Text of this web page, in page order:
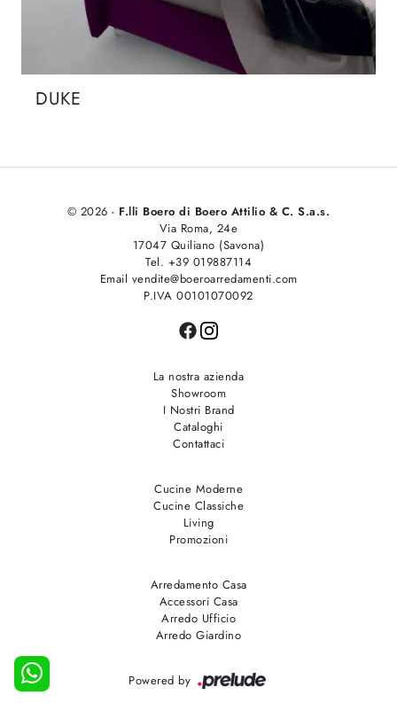
DUKE
© 2026 - F.lli Boero di Boero Attilio & C. S.a.s.
Via Roma, 24e
17047 Quiliano (Savona)
Tel. +39 019887114
Email vendite@boeroarredamenti.com
P.IVA 00101070092
La nostra azienda
Showroom
I Nostri Brand
Cataloghi
Contattaci
Cucine Moderne
Cucine Classiche
Living
Promozioni
Arredamento Casa
Accessori Casa
Arredo Ufficio
Arredo Giardino
Powered by